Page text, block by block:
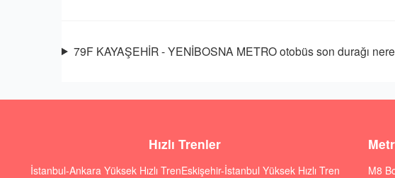
79F KAYAŞEHİR - YENİBOSNA METRO otobüs son durağı
Hızlı Trenler
İstanbul-Ankara Yüksek Hızlı TrenEskişehir-İstanbul Yüksek Hızlı Tren M8